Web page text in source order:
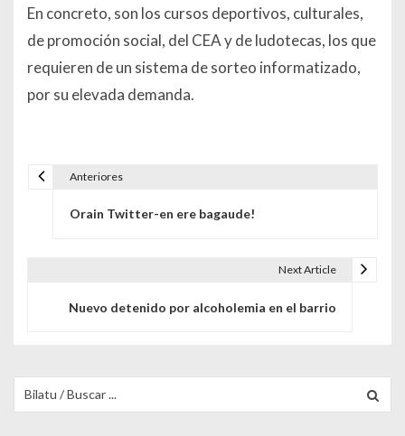
En concreto, son los cursos deportivos, culturales,
de promoción social, del CEA y de ludotecas, los que
requieren de un sistema de sorteo informatizado,
por su elevada demanda.
Anteriores
Orain Twitter-en ere bagaude!
Next Article
Nuevo detenido por alcoholemia en el barrio